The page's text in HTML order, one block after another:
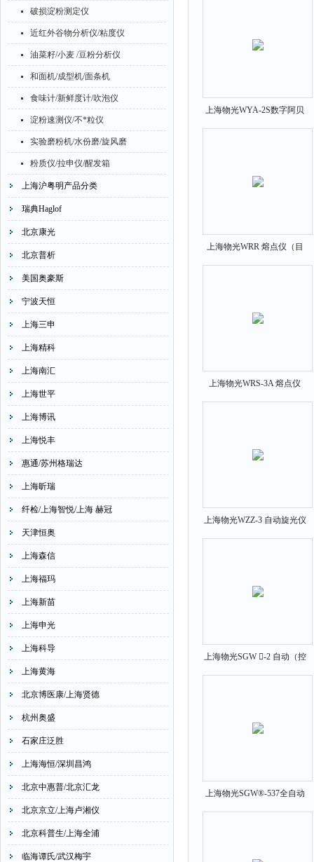
破损淀粉测定仪
近红外谷物分析仪/粘度仪
油菜籽/小麦 /豆粉分析仪
和面机/成型机/面条机
食味计/新鲜度计/吹泡仪
淀粉速测仪/不*粒仪
实验磨粉机/水份磨/旋风磨
粉质仪/拉申仪/醒发箱
上海沪粤明产品分类
瑞典Haglof
北京康光
北京普析
美国奥豪斯
宁波天恒
上海三申
上海精科
上海南汇
上海世平
上海博讯
上海悦丰
惠通/苏州格瑞达
上海昕瑞
纤检/上海智悦/上海 赫冠
天津恒奥
上海森信
上海福玛
上海新苗
上海申光
上海科导
上海黄海
北京博医康/上海贤德
杭州奥盛
石家庄泛胜
上海海恒/深圳昌鸿
北京中惠普/北京汇龙
北京京立/上海卢湘仪
北京科普生/上海全浦
临海谭氏/武汉梅宇
上海物光WYA-2S数字阿贝
折射仪
上海物光WRR 熔点仪（目
视）
上海物光WRS-3A 熔点仪
（目视自动）
上海物光WZZ-3 自动旋光仪
上海物光SGW -2 自动（控
温）旋光仪
上海物光SGW®-537全自动
高速旋光仪